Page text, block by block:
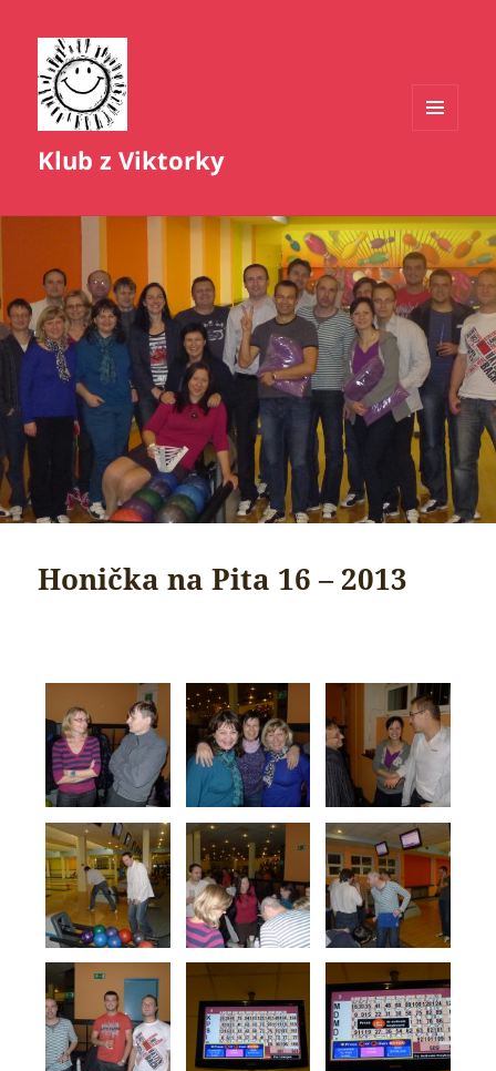
Klub z Viktorky
Honička na Pita 16 – 2013